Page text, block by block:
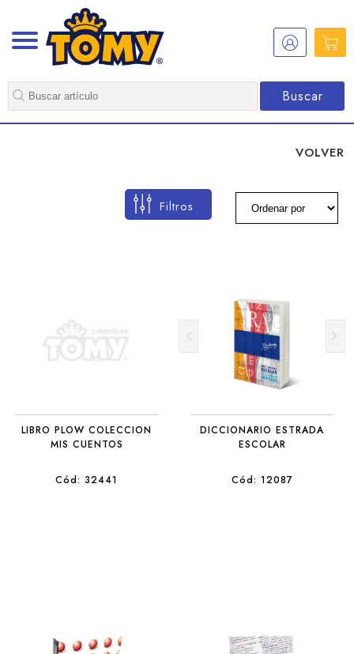
Buscar
VOLVER
Filtros
LIBRO PLOW COLECCION
MIS CUENTOS
Cód: 32441
DICCIONARIO ESTRADA
ESCOLAR
Cód: 12087